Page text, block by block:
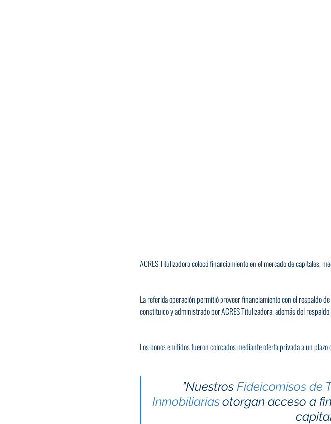
ACRES Titulizadora colocó financiamiento en el mercado de capitales,
La referida operación permitió proveer financiamiento con el respaldo
constituido y administrado por ACRES Titulizadora, además del
Los bonos emitidos fueron colocados mediante oferta privada a un plazo
"Nuestros Fideicomisos de
Inmobiliarias otorgan acceso a